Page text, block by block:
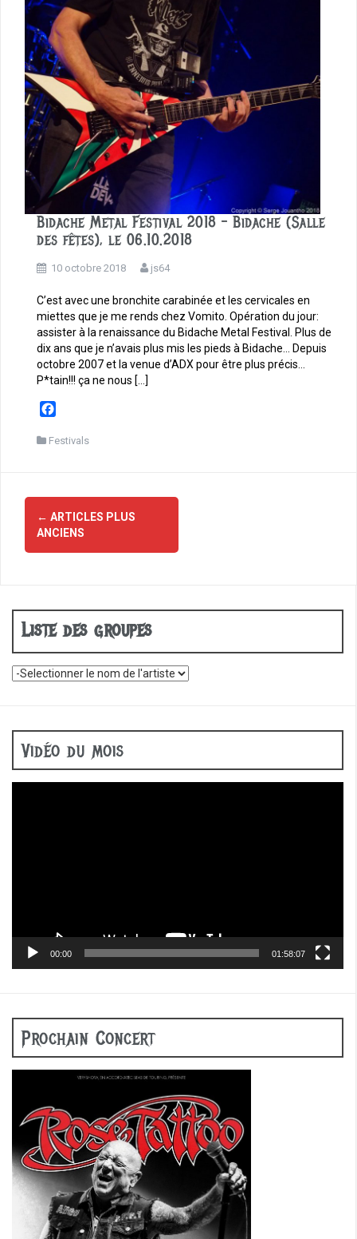
k
Bidache Metal Festival 2018 – Bidache (Salle
des fêtes), le 06.10.2018
10 octobre 2018 js64
C’est avec une bronchite carabinée et les cervicales en
miettes que je me rends chez Vomito. Opération du jour:
assister à la renaissance du Bidache Metal Festival. Plus de
dix ans que je n’avais plus mis les pieds à Bidache… Depuis
octobre 2007 et la venue d’ADX pour être plus précis…
P*tain!!! ça ne nous […]
c
k
Festivals
Navigation
des
articles
← ARTICLES PLUS
ANCIENS
Liste des groupes
Vidéo du mois
00:00 01:58:07
Prochain Concert